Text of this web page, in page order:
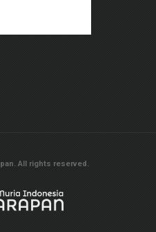
All rights reserved.